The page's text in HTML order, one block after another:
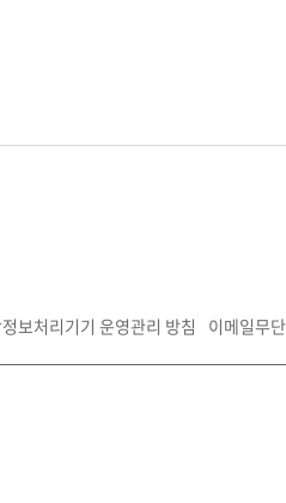
보처리기기 운영관리 방침 이메일무